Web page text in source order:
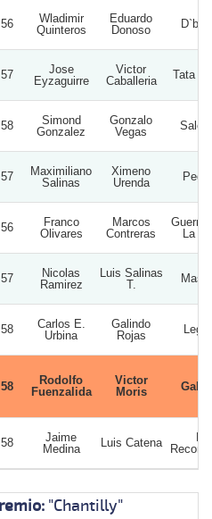
56
Wladimir
Quinteros
Eduardo
Donoso
57
Jose
Eyzaguirre
Victor
Caballeria
Tata
58
Simond
Gonzalez
Gonzalo
Vegas
57
Maximiliano
Salinas
Ximeno
Urenda
56
Franco
Olivares
Marcos
Contreras
La
57
Nicolas
Ramirez
Luis Salinas
T.
58
Carlos E.
Urbina
Galindo
Rojas
58
Rodolfo
Fuenzalida
Victor
Moris
58
Jaime
Medina
Luis Catena
"Chantilly"